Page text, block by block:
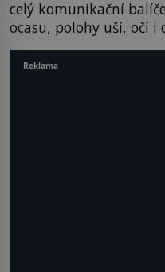
celý komunikační
ocasu, polohy uší, očí i
Reklama